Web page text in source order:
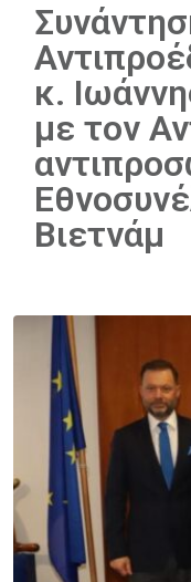
κ.
με τον
Βιετνάμ